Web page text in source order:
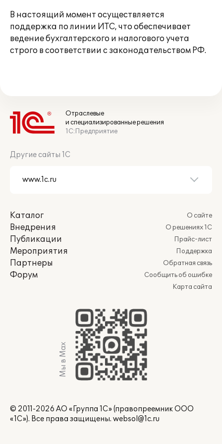
В настоящий момент осуществляется
поддержка по линии ИТС, что обеспечивает
ведение бухгалтерского и налогового учета
строго в соответствии с законодательством РФ.
Отраслевые
и специализированные решения
1С:Предприятие
Другие сайты 1С
Каталог
Внедрения
Публикации
Мероприятия
Партнеры
Форум
О сайте
О решениях 1С
Прайс-лист
Поддержка
Обратная связь
Сообщить об ошибке
Карта сайта
Мы в Max
© 2011-2026 АО «Группа 1С» (правопреемник ООО
«1С»). Все права защищены. websol@1c.ru